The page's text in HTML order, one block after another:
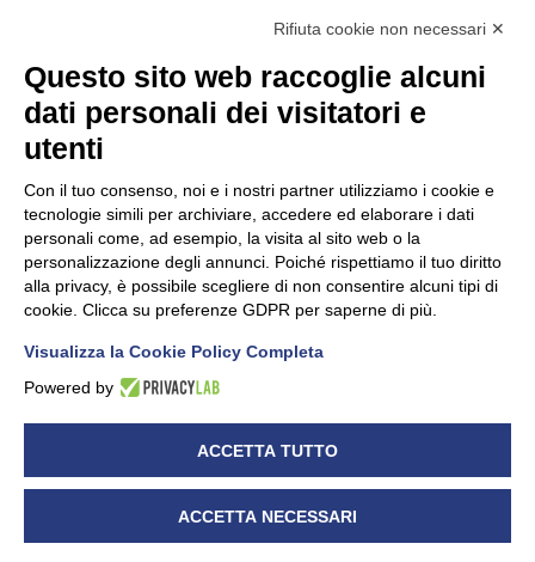
Unidata s.r.lcon unico socio
Largo dell’Artigianato, 1 - 23100 Sondrio
C.F. 00481790145 - N.REA SO-36426
PEC: unidata.sondrio@legalmail.it
Cap. soc. euro 100.000,00 i.v.
UNIDATA - Informativa privacy (per i clienti)
UNIDATA - Whistleblowing
Rifiuta cookie non necessari ✕
Questo sito web raccoglie alcuni
dati personali dei visitatori e
utenti
Con il tuo consenso, noi e i nostri partner utilizziamo i cookie e
tecnologie simili per archiviare, accedere ed elaborare i dati
personali come, ad esempio, la visita al sito web o la
personalizzazione degli annunci. Poiché rispettiamo il tuo diritto
alla privacy, è possibile scegliere di non consentire alcuni tipi di
cookie. Clicca su preferenze GDPR per saperne di più.
Visualizza la Cookie Policy Completa
Powered by
ACCETTA TUTTO
ACCETTA NECESSARI